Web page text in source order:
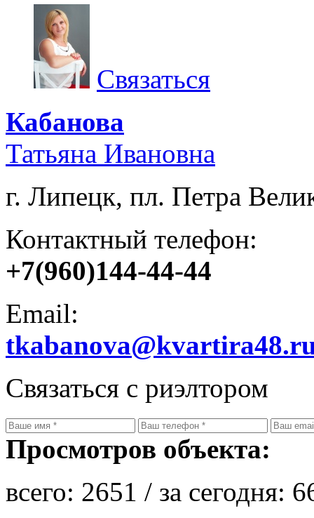
Связаться
Кабанова
Татьяна Ивановна
г. Липецк, пл. Петра
Контактный телефон:
+7(960)144-44-44
Email:
Связаться с риэлтором
Просмотров объекта:
всего: 2651 / за сегодня: